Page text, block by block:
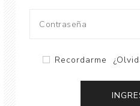
Recordarme